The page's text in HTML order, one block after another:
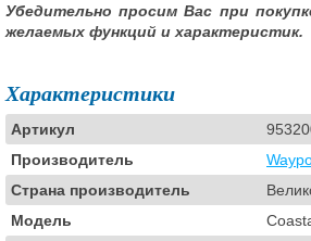
Убедительно просим Вас при
желаемых функций и характеристик.
Характеристики
Артикул
Производитель
Страна производитель
Модель